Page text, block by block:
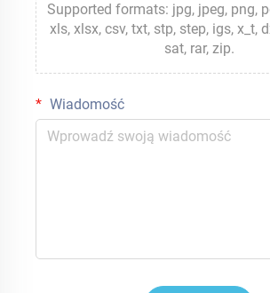
Supported formats: jpg, jpeg, png,
xls, xlsx, csv, txt, stp, step, igs, x_t,
sat, rar, zip.
Wiadomość